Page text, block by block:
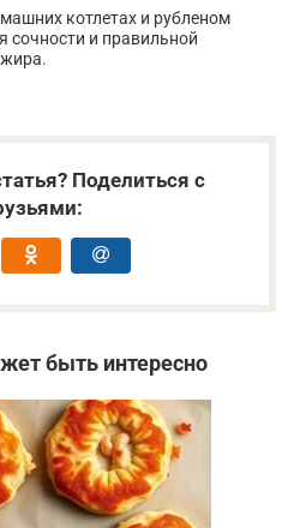
котлетах и рубленом
сочности и правильной
Поделиться с
быть интересно